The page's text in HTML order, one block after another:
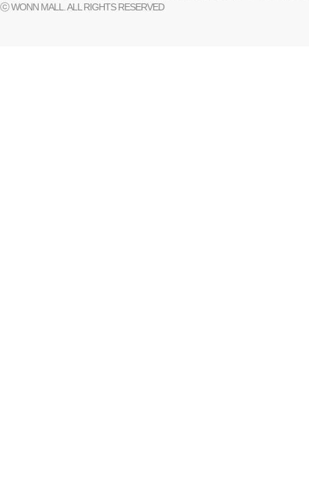
ⓒ WONN MALL. ALL RIGHTS RESERVED